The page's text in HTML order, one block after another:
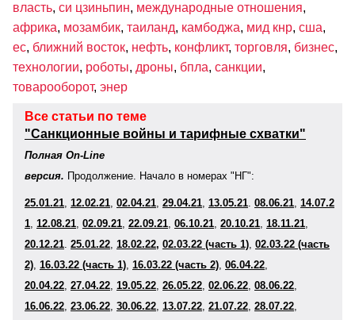
власть, си цзиньпин, международные отношения,
африка, мозамбик, таиланд, камбоджа, мид кнр, сша,
ес, ближний восток, нефть, конфликт, торговля, бизнес,
технологии, роботы, дроны, бпла, санкции,
товарооборот, энер
Все статьи по теме
"Санкционные войны и тарифные схватки"
Полная On-Line
версия. Продолжение. Начало в номерах "НГ":
25.01.21, 12.02.21, 02.04.21, 29.04.21, 13.05.21. 08.06.21, 14.07.2
1, 12.08.21, 02.09.21, 22.09.21, 06.10.21, 20.10.21, 18.11.21,
20.12.21. 25.01.22, 18.02.22, 02.03.22 (часть 1), 02.03.22 (часть
2), 16.03.22 (часть 1), 16.03.22 (часть 2), 06.04.22,
20.04.22, 27.04.22, 19.05.22, 26.05.22, 02.06.22, 08.06.22,
16.06.22, 23.06.22, 30.06.22, 13.07.22, 21.07.22, 28.07.22,